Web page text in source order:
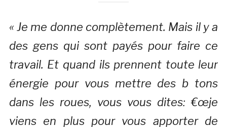
« Je me donne complètement. Mais il y a
des gens qui sont payés pour faire ce
travail. Et quand ils prennent toute leur
énergie pour vous mettre des b tons
dans les roues, vous vous dites: €œje
viens en plus pour vous apporter de